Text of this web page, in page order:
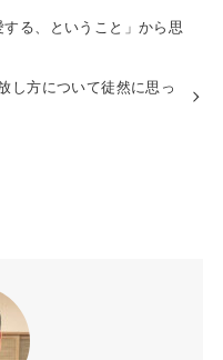
る、ということ」から思
し方について徒然に思っ